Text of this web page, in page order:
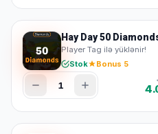
Hay Day 50
Player Tag ilə yüklənir!
Stok
Bonus 5
1